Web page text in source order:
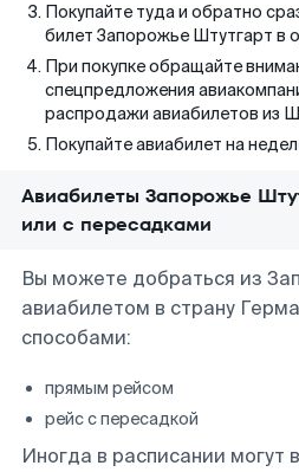
Покупайте туда и обратно
билет Запорожье Штутгарт в
При покупке обращайте
спецпредложения
распродажи авиабилетов из
Покупайте авиабилет на
Авиабилеты Запорожье
или с пересадками
Вы можете добраться из
авиабилетом в страну
способами:
прямым рейсом
рейс с пересадкой
Иногда в расписании могут